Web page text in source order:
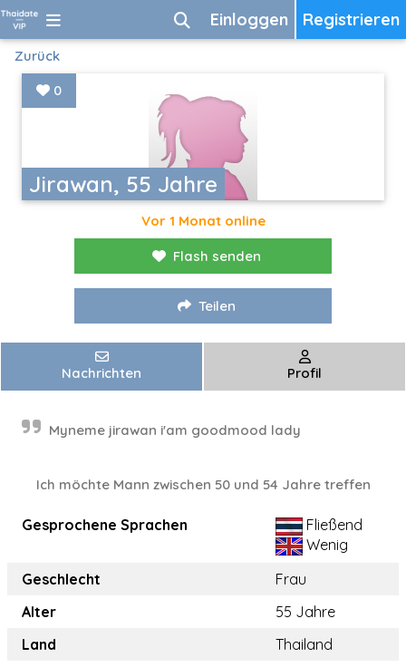
Registrieren
Einloggen
Zurück
Jirawan, 55 Jahre
0
Vor 1 Monat online
Flash senden
Teilen
Nachrichten Profil
Myneme jirawan i'am goodmood lady
Ich möchte Mann zwischen 50 und 54 Jahre treffen
Gesprochene Sprachen
Fließend
Wenig
Geschlecht
Frau
Alter
55 Jahre
Land
Thailand